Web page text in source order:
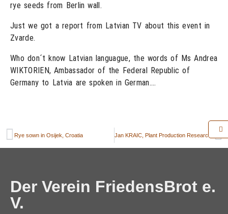
rye seeds from Berlin wall.
Just we got a report from Latvian TV about this event in
Zvarde.
Who don´t know Latvian languague, the words of Ms Andrea
WIKTORIEN, Ambassador of the Federal Republic of
Germany to Latvia are spoken in German….
Rye sown in Osijek, Croatia Jan KRAIC, Plant Production Research Center Piestany informs about sowing of PeaceBread rye in Slovakia on 09.10.2013:
Der Verein FriedensBrot e.
V.